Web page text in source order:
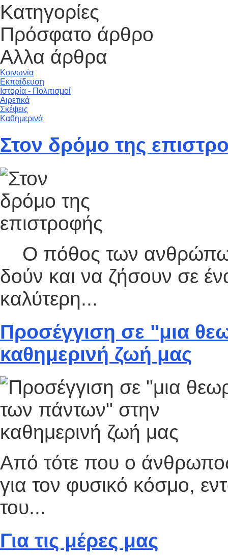
Κατηγορίες
Πρόσφατο άρθρο
Αλλα άρθρα
Κοινωνία
Εκπαίδευση
Ιστορία - Πολιτισμοί
Αιρετικά
Σκέψεις
Καθημερινά
Στον δρόμο της
Ο πόθος των ανθρώπων
δούν και να ζήσουν σε
καλύτερη...
Προσέγγιση σε "μια
καθημερινή ζωή μας
Από τότε που ο
για τον φυσικό κόσμο,
του...
Για τις μέρες μας